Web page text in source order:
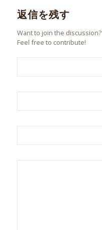
返信を残す
Want to join the discussion?
Feel free to contribute!